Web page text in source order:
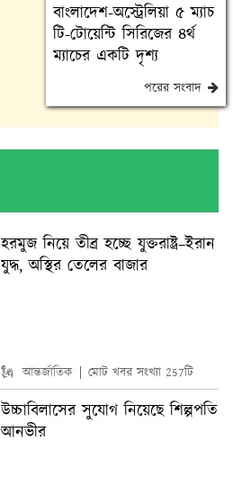
বাংলাদেশ-অস্ট্রেলিয়া ৫ ম্যাচ
টি-টোয়েন্টি সিরিজের ৪র্থ
ম্যাচের একটি দৃশ্য
পরের সংবাদ
হরমুজ নিয়ে তীব্র হচ্ছে যুক্তরাষ্ট্র–ইরান
যুদ্ধ, অস্থির তেলের বাজার
🗽 আন্তর্জাতিক মোট খবর সংখ্যা 257টি
উচ্চাবিলাসের সুযোগ নিয়েছে শিল্পপতি
আনভীর